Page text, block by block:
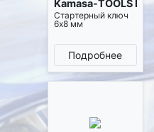
Kamasa-TOOLS
Стартерный ключ
6х8 мм
Подробнее